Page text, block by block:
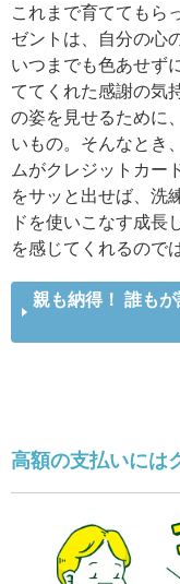
これまで育ててもら
ゼントは、自分の心
いつまでも色あせず
ててくれた感謝の気
の姿を見せるために
いもの。そんなとき
ムがクレジットカー
をサッと出せば、洗
ドを使いこなす成長
を感じてくれるので
親も納得！ 誰も
高額の支払いには